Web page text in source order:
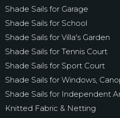
Shade Sails for Garage
Shade Sails for School
Shade Sails for Villa's Garden
Shade Sails for Tennis Court
Shade Sails for Sport Court
Shade Sails for Windows,
Shade Sails for Independent
Knitted Fabric & Netting